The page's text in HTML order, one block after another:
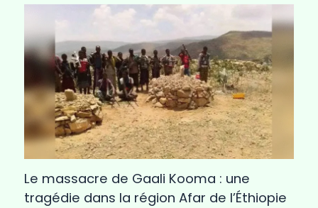
Le massacre de Gaali Kooma : une
tragédie dans la région Afar de l’Éthiopie